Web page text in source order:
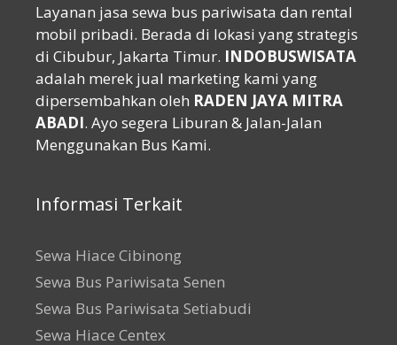
Layanan jasa sewa bus pariwisata dan rental
mobil pribadi. Berada di lokasi yang strategis
di Cibubur, Jakarta Timur. INDOBUSWISATA
adalah merek jual marketing kami yang
dipersembahkan oleh RADEN JAYA MITRA
ABADI. Ayo segera Liburan & Jalan-Jalan
Menggunakan Bus Kami.
Informasi Terkait
Sewa Hiace Cibinong
Sewa Bus Pariwisata Senen
Sewa Bus Pariwisata Setiabudi
Sewa Hiace Centex